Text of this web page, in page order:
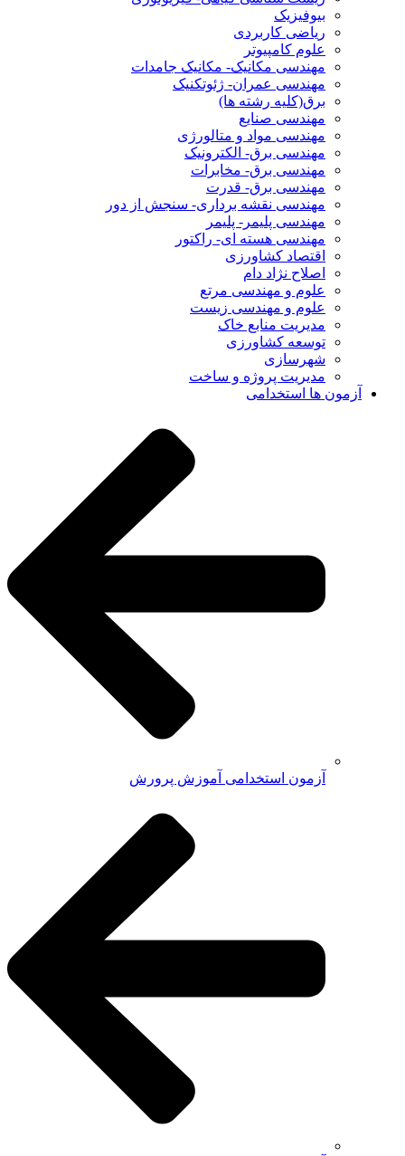
بیوفیزیک
ریاضی کاربردی
علوم کامپیوتر
مهندسی مکانیک- مکانیک جامدات
مهندسی عمران- ژئوتکنیک
برق(کلیه رشته ها)
مهندسی صنایع
مهندسی مواد و متالورژی
مهندسی برق- الکترونیک
مهندسی برق- مخابرات
مهندسی برق- قدرت
مهندسی نقشه برداری- سنجش از دور
مهندسی پلیمر- پلیمر
مهندسی هسته ای- راکتور
اقتصاد کشاورزی
اصلاح نژاد دام
علوم و مهندسی مرتع
علوم و مهندسی زیست
مدیریت منابع خاک
توسعه کشاورزی
شهرسازی
مدیریت پروژه و ساخت
آزمون ها استخدامی
آزمون استخدامی آموزش پرورش